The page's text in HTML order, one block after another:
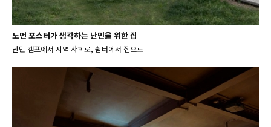
노먼 포스터가 생각하는 난민을 위한 집
난민 캠프에서 지역 사회로, 쉼터에서 집으로